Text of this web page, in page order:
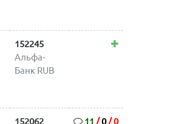
152245
Альфа-
Банк RUB
152062
11 /0/0